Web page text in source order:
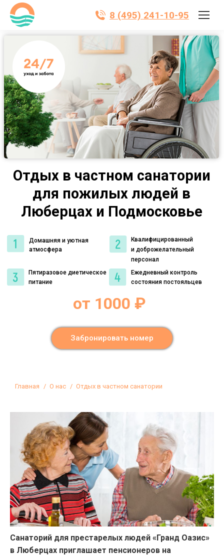
8 (495) 241-10-95
Отдых в частном санатории
для пожилых людей в
Люберцах и Подмосковье
Домашняя и уютная
атмосфера
Ежедневный контроль
состояния постояльцев
Квалифицированный
и доброжелательный
персонал
Пятиразовое диетическое
питание
Забронировать номер
от 1000 ₽
Вы здесь:
Главная О нас Отдых в частном санатории
Санаторий для престарелых людей «Гранд Оазис»
в Люберцах приглашает пенсионеров на